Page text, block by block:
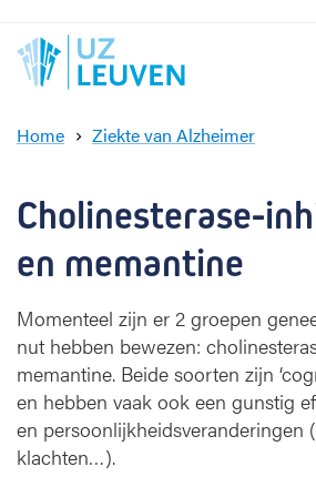
Home Ziekte van Alzheimer
o
l
s
t
e
r
a
s
Cholinesterase-
en memantine
Momenteel zijn er 2 groepen
nut hebben bewezen:
memantine. Beide soorten zijn
en hebben vaak ook een gunstig
en persoonlijkheidsveranderingen
klachten…).